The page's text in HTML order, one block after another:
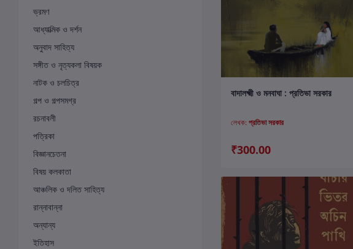
ভ্রমণ
আধ্যাত্মিক ও দর্শন
অনুবাদ সাহিত্য
সঙ্গীত ও নৃত্যকলা বিষয়ক
নাটক ও চলচিত্র
গল্প ও গল্পসমগ্র
রচনাবলী
পত্রিকা
বিজ্ঞানচেতনা
বিষয় কলকাতা
আঞ্চলিক ও দলিত সাহিত্য
রান্নাবান্না
অন্যান্য
ইতিহাস
কার্টে যোগ করুন
বাদালক্ষ্মী ও মনবাঘা : প্রতিভা সরকার
লেখক: প্রতিভা সরকার
₹300.00